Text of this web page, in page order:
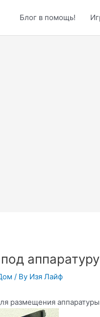
Блог в помощь!
аппаратуру
/ By Изя Лайф
размещения